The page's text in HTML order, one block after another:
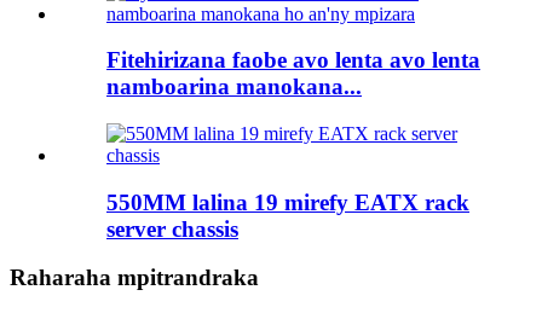
Fitehirizana faobe avo lenta avo lenta
namboarina manokana...
550MM lalina 19 mirefy EATX rack
server chassis
Raharaha mpitrandraka